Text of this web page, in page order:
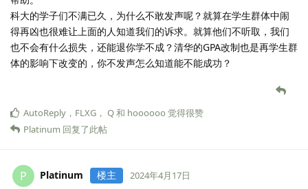
科大的学子们不满已久，为什么不敢发声呢？就算在学生群体中闹
得再凶也很难让上面的人知道我们的诉求。就算他们不听取，我们
也不会有什么损失，还能退你学不成？清华的GPA改制也是再学生群
体的影响下改变的，你不发声怎么知道能不能成功？
AutoReply ， FLXG ， Q和 hoooooo 觉得很赞
Platinum 回复了此帖
P Platinum 楼主 2024年4月17日